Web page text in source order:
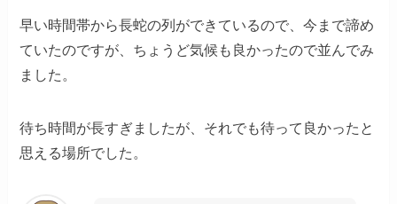
早い時間帯から長蛇の列ができているので、今まで諦め
ていたのですが、ちょうど気候も良かったので並んでみ
ました。
待ち時間が長すぎましたが、それでも待って良かったと
思える場所でした。